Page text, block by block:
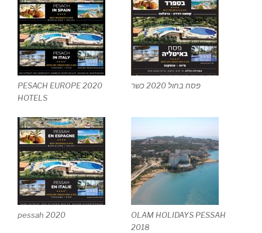
PESACH EUROPE 2020
HOTELS
פסח בחול 2020 כשר
pessah 2020
OLAM HOLIDAYS PESSAH
2018